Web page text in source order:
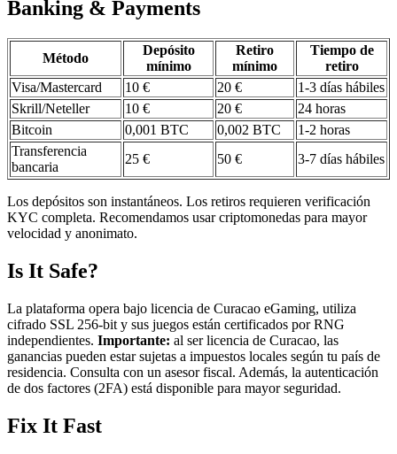
Banking & Payments
Método
Depósito
mínimo
Retiro
mínimo
Tiempo de
retiro
Visa/Mastercard
10 € 20 €
1-3 días hábiles
Skrill/Neteller
10 € 20 €
24 horas
Bitcoin
0,001 BTC 0,002 BTC
1-2 horas
Transferencia
bancaria
25 € 50 € 3-7 días hábiles
Los depósitos son instantáneos. Los retiros requieren verificación
KYC completa. Recomendamos usar criptomonedas para mayor
velocidad y anonimato.
Is It Safe?
La plataforma opera bajo licencia de Curacao eGaming, utiliza
cifrado SSL 256-bit y sus juegos están certificados por RNG
independientes. Importante: al ser licencia de Curacao, las
ganancias pueden estar sujetas a impuestos locales según tu país de
residencia. Consulta con un asesor fiscal. Además, la autenticación
de dos factores (2FA) está disponible para mayor seguridad.
Fix It Fast